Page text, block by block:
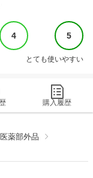
4 5
とても使いやすい
購入履歴
薬部外品